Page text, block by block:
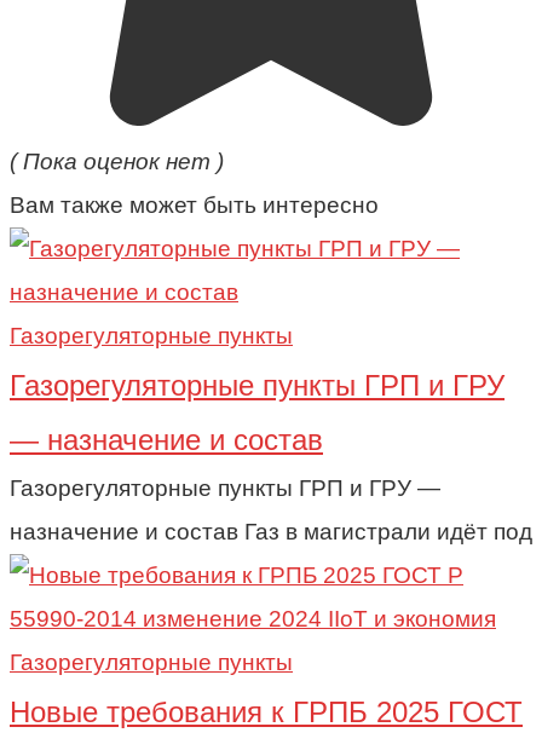
( Пока оценок нет )
Вам также может быть интересно
Газорегуляторные пункты
Газорегуляторные пункты ГРП и ГРУ
— назначение и состав
Газорегуляторные пункты ГРП и ГРУ —
назначение и состав Газ в магистрали идёт под
Газорегуляторные пункты
Новые требования к ГРПБ 2025 ГОСТ